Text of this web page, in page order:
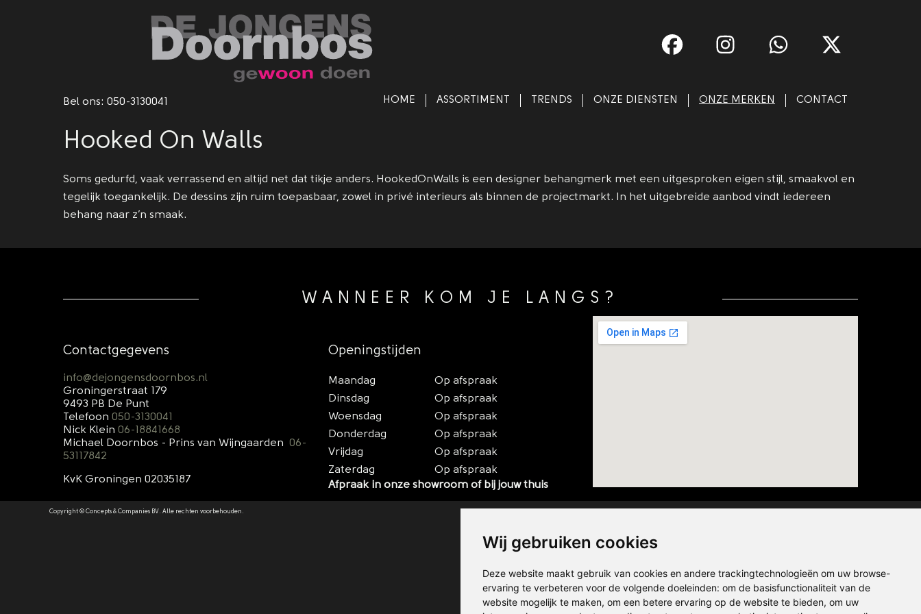
Wij gebruiken cookies
Deze website maakt gebruik van cookies en andere trackingtechnologieën om uw browse-
ervaring te verbeteren voor de volgende doeleinden: om de basisfunctionaliteit van de
website mogelijk te maken, om een betere ervaring op de website te bieden, om uw
Bel ons: 050-3130041 HOME ASSORTIMENT TRENDS ONZE DIENSTEN ONZE MERKEN CONTACT
Hooked On Walls
Soms gedurfd, vaak verrassend en altijd net dat tikje anders. HookedOnWalls is een designer behangmerk met een uitgesproken eigen stijl, smaakvol en
tegelijk toegankelijk. De dessins zijn ruim toepasbaar, zowel in privé interieurs als binnen de projectmarkt. In het uitgebreide aanbod vindt iedereen
behang naar z’n smaak.
WANNEER KOM JE LANGS?
Contactgegevens
info@dejongensdoornbos.nl
Groningerstraat 179
9493 PB De Punt
Telefoon 050-3130041
Nick Klein 06-18841668
Michael Doornbos - Prins van Wijngaarden 06-
53117842
KvK Groningen 02035187
Openingstijden
Maandag
Op afspraak
Dinsdag
Op afspraak
Woensdag
Op afspraak
Donderdag
Op afspraak
Vrijdag
Op afspraak
Zaterdag
Op afspraak
Afpraak in onze showroom of bij jouw thuis
Copyright © Concepts & Companies BV. Alle rechten voorbehouden.
Cookies